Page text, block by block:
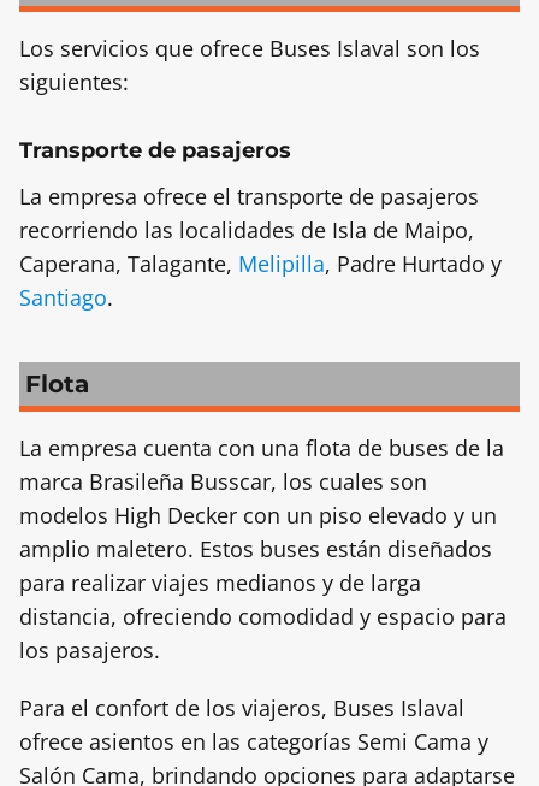
Los servicios que ofrece Buses Islaval son los
siguientes:
Transporte de pasajeros
La empresa ofrece el transporte de pasajeros
recorriendo las localidades de Isla de Maipo,
Caperana, Talagante, Melipilla, Padre Hurtado y
Santiago.
Flota
La empresa cuenta con una flota de buses de la
marca Brasileña Busscar, los cuales son
modelos High Decker con un piso elevado y un
amplio maletero. Estos buses están diseñados
para realizar viajes medianos y de larga
distancia, ofreciendo comodidad y espacio para
los pasajeros.
Para el confort de los viajeros, Buses Islaval
ofrece asientos en las categorías Semi Cama y
Salón Cama, brindando opciones para adaptarse